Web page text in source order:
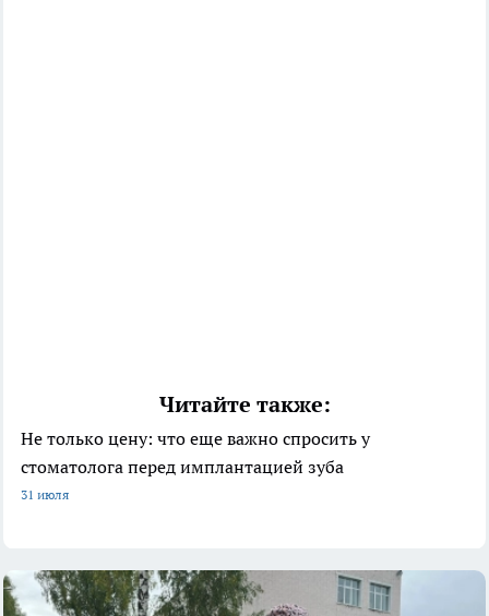
Читайте также:
Не только цену: что еще важно спросить у
стоматолога перед имплантацией зуба
31 июля